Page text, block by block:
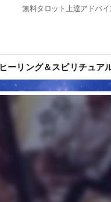
無料タロット上達アドバ
ヒーリング＆スピリチュア